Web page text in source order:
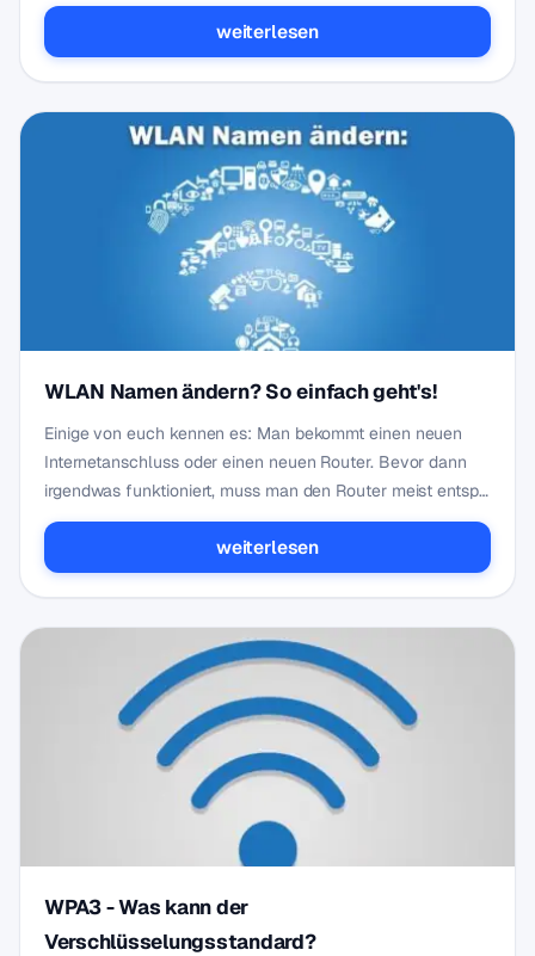
weiterlesen
WLAN Namen ändern? So einfach geht's!
Einige von euch kennen es: Man bekommt einen neuen
Internetanschluss oder einen neuen Router. Bevor dann
irgendwas funktioniert, muss man den Router meist entsp…
weiterlesen
WPA3 - Was kann der
Verschlüsselungsstandard?